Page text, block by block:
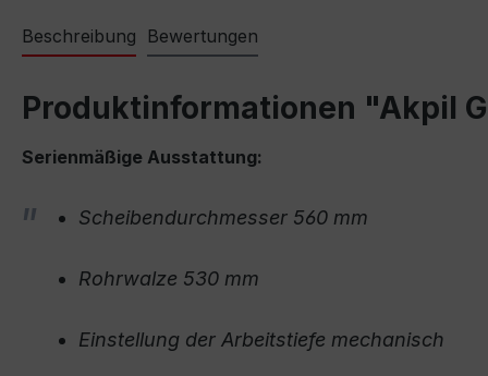
Beschreibung Bewertungen
Produktinformationen "Akpil
Serienmäßige Ausstattung:
Scheibendurchmesser 560 mm
Rohrwalze 530 mm
Einstellung der Arbeitstiefe mechanisch